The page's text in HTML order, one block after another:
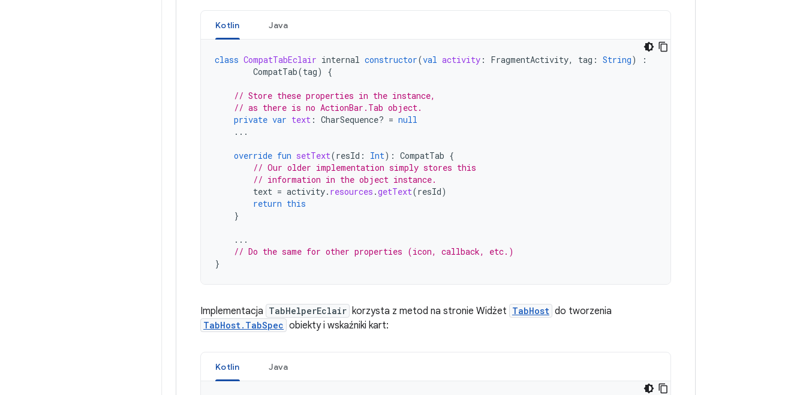
Kotlin Java
class CompatTabEclair internal constructor(val activity : FragmentActivity, tag : String)
:
CompatTab(tag) {
// Store these properties in the instance,
// as there is no ActionBar.Tab object.
private var text : CharSequence? = null
...
override fun setText(resId : Int): CompatTab {
// Our older implementation simply stores this
// information in the object instance.
text = activity. resources .getText(resId)
return this
}
...
// Do the same for other properties (icon, callback, etc.)
}
Implementacja TabHelperEclair korzysta z metod na stronie Widżet TabHost do tworzenia
TabHost.TabSpec obiekty i wskaźniki kart:
Kotlin Java